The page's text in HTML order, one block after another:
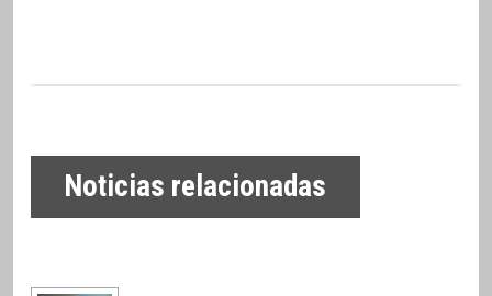
Noticias relacionadas